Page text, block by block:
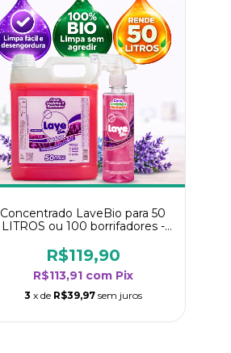
Concentrado LaveBio para 50
LITROS ou 100 borrifadores -
- Lavanda
R$119,90
R$113,91 com Pix
3 x de R$39,97 sem juros